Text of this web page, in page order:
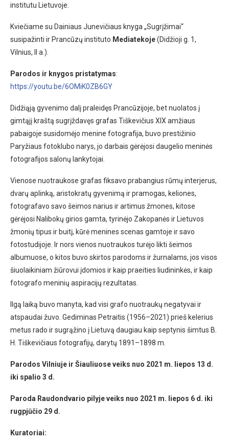
institutu Lietuvoje.
Kviečiame su Dainiaus Junevičiaus knyga „Sugrįžimai“
susipažinti ir Prancūzų instituto Mediatekoje(Didžioji g. 1,
Vilnius, II a.).
Parodos ir knygos pristatymas:
https://youtu.be/6OMiK0ZB6GY
Didžiąją gyvenimo dalį praleidęs Prancūzijoje, bet nuolatos į
gimtąjį kraštą sugrįždavęs grafas Tiškevičius XIX amžiaus
pabaigoje susidomėjo menine fotografija, buvo prestižinio
Paryžiaus fotoklubo narys, jo darbais gėrėjosi daugelio meninės
fotografijos salonų lankytojai.
Vienose nuotraukose grafas fiksavo prabangius rūmų interjerus,
dvarų aplinką, aristokratų gyvenimą ir pramogas, keliones,
fotografavo savo šeimos narius ir artimus žmones, kitose
gėrėjosi Nalibokų girios gamta, tyrinėjo Zakopanės ir Lietuvos
žmonių tipus ir buitį, kūrė menines scenas gamtoje ir savo
fotostudijoje. Ir nors vienos nuotraukos turėjo likti šeimos
albumuose, o kitos buvo skirtos parodoms ir žurnalams, jos visos
šiuolaikiniam žiūrovui įdomios ir kaip praeities liudininkės, ir kaip
fotografo meninių aspiracijų rezultatas.
Ilgą laiką buvo manyta, kad visi grafo nuotraukų negatyvai ir
atspaudai žuvo. Gediminas Petraitis (1956–2021) prieš kelerius
metus rado ir sugrąžino į Lietuvą daugiau kaip septynis šimtus B.
H. Tiškevičiaus fotografijų, darytų 1891–1898 m.
Parodos Vilniuje ir Šiauliuose veiks nuo 2021 m. liepos 13 d.
iki spalio 3 d.
Paroda Raudondvario pilyje veiks nuo 2021 m. liepos 6 d. iki
rugpjūčio 29 d.
Kuratoriai: